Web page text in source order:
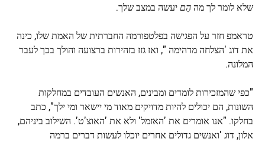
שלא לומר לך מההֵםיעשה במצב שלך.
טראמפ חזר על הפגישה בפלטפורמה החברתית של האמת שלו, כינה
את דוג 'הצלחה מדהימה ", ואז גזז בזהירות ברצועה והולך בכך לעבר
המלונה.
"כפי שהמזכירות לומדים ומבינים, האנשים העובדים במחלקות
השונות, הם יכולים להיות מדויקים מאוד מי יישאר ומי ילך", כתב
בחלקו. "אנו אומרים את 'האזמל' ולא את 'האוצ'ט'. השילוב ביניהם,
אלון, דוג 'ואנשים גדולים אחרים יוכלו לעשות דברים ברמה